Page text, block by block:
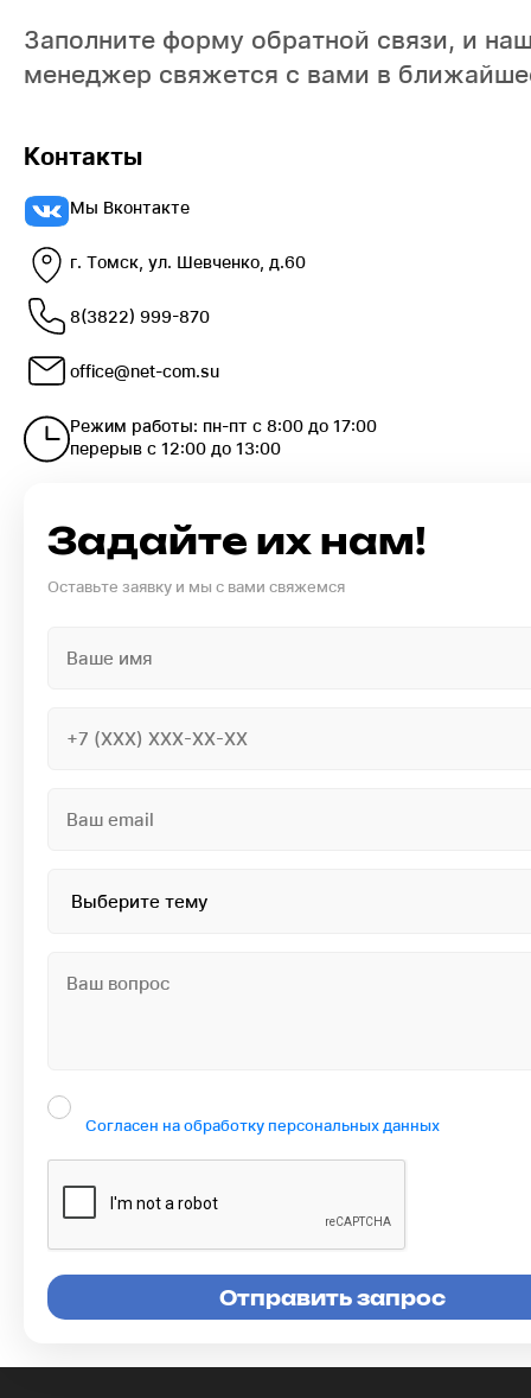
Заполните форму обратной связи, и
менеджер свяжется с вами в
Контакты
Мы Вконтакте
г. Томск, ул. Шевченко, д.60
8(3822) 999-870
office@net-com.su
Режим работы: пн-пт с 8:00 до 17:00
перерыв с 12:00 до 13:00
Задайте их нам!
Оставьте заявку и мы с вами свяжемся
Согласен на обработку персональных данных